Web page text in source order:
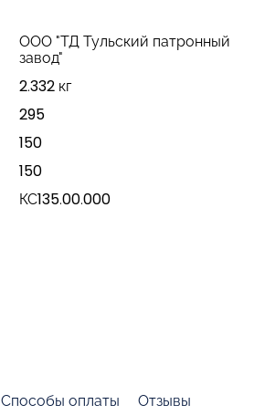
ООО "ТД Тульский патронный
завод"
2.332 кг
295
150
150
КС135.00.000
Способы оплаты
Отзывы